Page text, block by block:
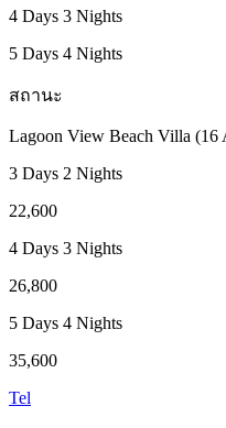
4 Days 3 Nights
5 Days 4 Nights
สถานะ
Lagoon View Beach Villa
3 Days 2 Nights
22,600
4 Days 3 Nights
26,800
5 Days 4 Nights
35,600
Tel